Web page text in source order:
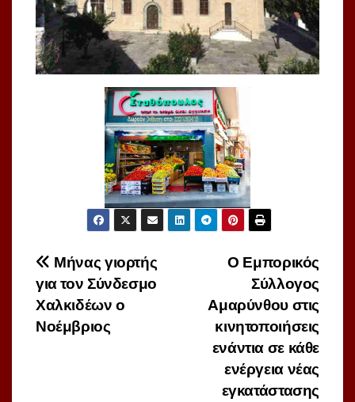
Πλοήγηση
άρθρων
O Εμπορικός
Σύλλογος
Αμαρύνθου στις
κινητοποιήσεις
ενάντια σε κάθε
ενέργεια νέας
εγκατάστασης
Μήνας γιορτής
για τον Σύνδεσμο
Χαλκιδέων ο
Νοέμβριος